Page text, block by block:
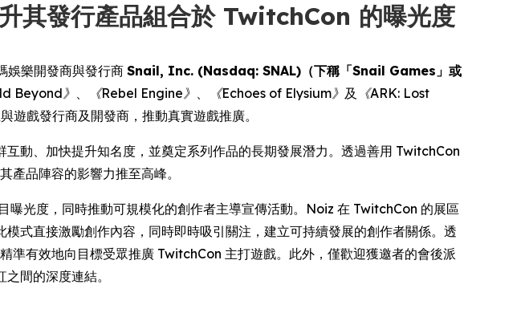
其發行產品組合於 TwitchCon 的曝光度
娛樂開發商與發行商Snail, Inc. (Nasdaq: SNAL)（下稱「Snail Games」或
Beyond》 、 《Rebel Engine》 、 《Echoes of Elysium》 及
《ARK: Lost
遊戲發行商及開發商，推動真實遊戲推廣。
動、加快提升知名度，並奠定系列作品的長期發展潛力。透過善用 TwitchCon
品陣容的影響力推至高峰。
光度，同時推動可規模化的創作者主導宣傳活動。Noiz 在 TwitchCon 的展區
式直接激勵創作內容，同時即時吸引關注，建立可持續發展的創作者關係。透
有效地向目標受眾推廣 TwitchCon 主打遊戲。此外，僅歡迎獲邀者的會後派
間的深度連結。